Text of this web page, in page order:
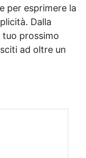
per esprimere la
Dalla
tuo prossimo
ad oltre un